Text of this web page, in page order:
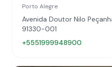
Porto Alegre
Avenida Doutor Nilo
91330-001
+5551999948900